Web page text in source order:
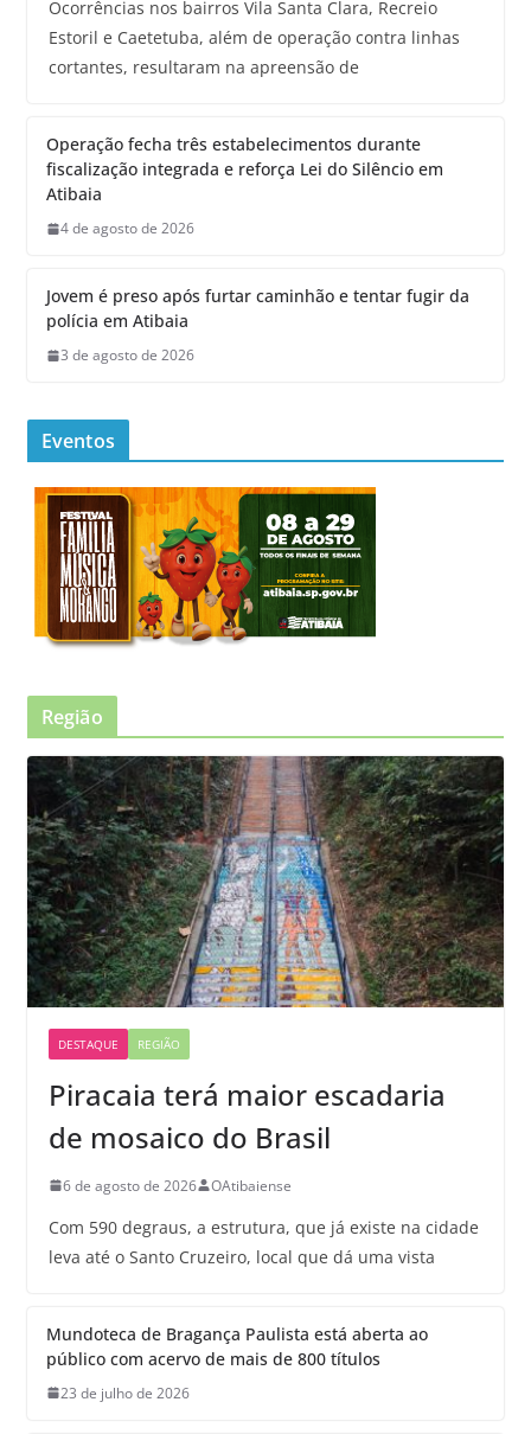
Ocorrências nos bairros Vila Santa Clara, Recreio
Estoril e Caetetuba, além de operação contra linhas
cortantes, resultaram na apreensão de
Operação fecha três estabelecimentos durante
fiscalização integrada e reforça Lei do Silêncio em
Atibaia
4 de agosto de 2026
Jovem é preso após furtar caminhão e tentar fugir da
polícia em Atibaia
3 de agosto de 2026
Eventos
Região
DESTAQUE REGIÃO
Piracaia terá maior escadaria
de mosaico do Brasil
6 de agosto de 2026 OAtibaiense
Com 590 degraus, a estrutura, que já existe na cidade
leva até o Santo Cruzeiro, local que dá uma vista
Mundoteca de Bragança Paulista está aberta ao
público com acervo de mais de 800 títulos
23 de julho de 2026